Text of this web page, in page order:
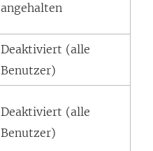
angehalten
Deaktiviert (alle
Benutzer)
Deaktiviert (alle
Benutzer)